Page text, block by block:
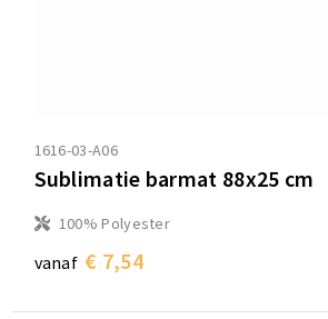
1616-03-A06
Sublimatie barmat 88x25 cm
100% Polyester
vanaf € 7,54